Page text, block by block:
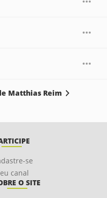
Matthias Reim
se
canal
O SITE